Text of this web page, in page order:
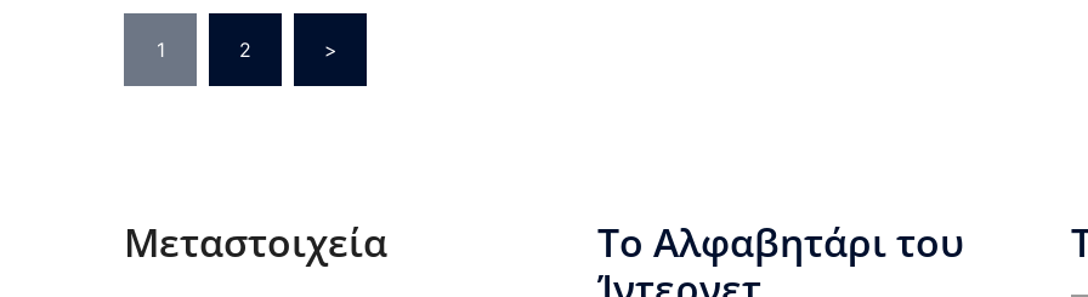
Σελιδοποίηση
άρθρων
1 2 >
Μεταστοιχεία
Το Αλφαβητάρι του